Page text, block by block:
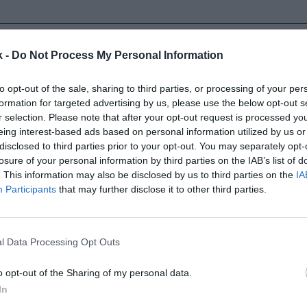
- Do Not Process My Personal Information
opt-out of the sale, sharing to third parties, or processing of your
for targeted advertising by us, please use the below opt-out
selection. Please note that after your opt-out request is processed
interest-based ads based on personal information utilized by us
to third parties prior to your opt-out. You may separately
of your personal information by third parties on the IAB’s list of
This information may also be disclosed by us to third parties on the
Participants that may further disclose it to other third parties.
Data Processing Opt Outs
opt-out of the Sharing of my personal data.
1.194 millones con la
en el ciclo en
a un proceso en el que las televisiones públicas
a través de RTVE y la Forta, después de
Históricamente no ha sido un contenido
como Mediaset y Atresmedia, al serpartidos
y a nivel comercial, pero los resúmenes son muy
Jaume Roures, cofundador y exCEO de
es el de ladificultad de disponer de una franja
que permita crear un producto como, por